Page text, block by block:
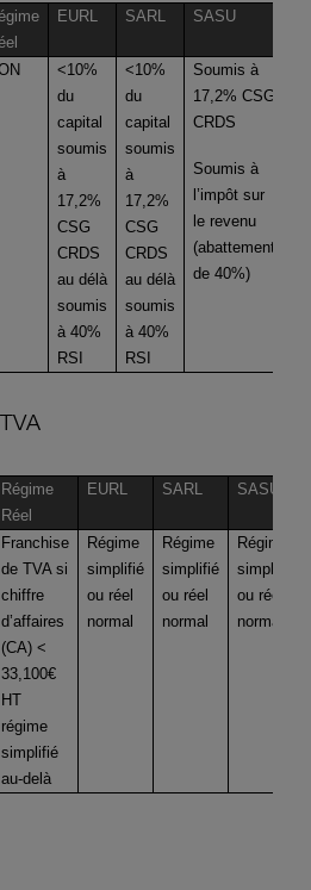
EURL SARL SASU
<10%
du
capital
soumis
à
17,2%
CSG
CRDS
au délà
soumis
à 40%
RSI
<10%
du
capital
soumis
à
17,2%
CSG
CRDS
au délà
soumis
à 40%
RSI
Soumis à
17,2% CSG
CRDS
Soumis à
l’impôt sur
le revenu
(abattement
de 40%)
Régime
Réel
EURL SARL SASU
Franchise
de TVA si
chiffre
d’affaires
(CA) <
33,100€
HT
régime
simplifié
au-delà
Régime
simplifié
ou réel
normal
Régime
simplifié
ou réel
normal
Régime
simplifié
ou réel
normal